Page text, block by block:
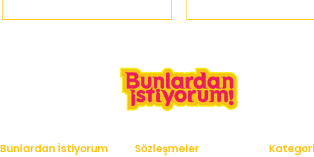
Bunlardan İstiyorum Sözleşmeler